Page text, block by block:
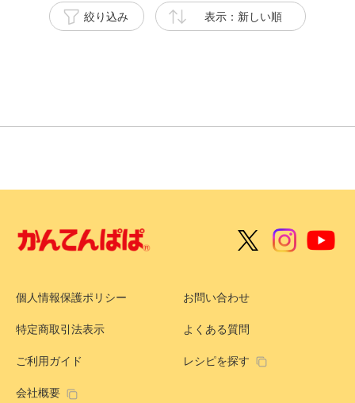
絞り込み 表示：新しい順
個人情報保護ポリシー お問い合わせ
特定商取引法表示 よくある質問
ご利用ガイド レシピを探す
会社概要